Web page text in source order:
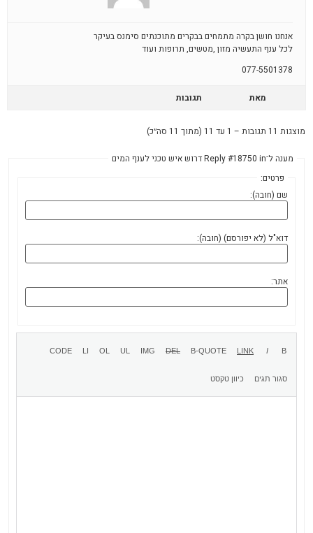
אנחנו חושן בקרה מתמחים בבקרים מתוכנתים סימנס בעיקר
לכל ענף התעשיה מזון ,מטשים, תרופות ועוד
077-5501378
מאת תגובות
מוצגות 11 תגובות – 1 עד 11 (מתוך 11 סה״כ)
מענה ל־Reply #18750 in דרוש איש טכני לענף המים
פרטים:
שם (חובה):
דוא"ל (לא יפורסם) (חובה):
אתר: